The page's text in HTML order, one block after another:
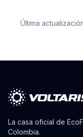
Última
La casa oficial de
Colombia.